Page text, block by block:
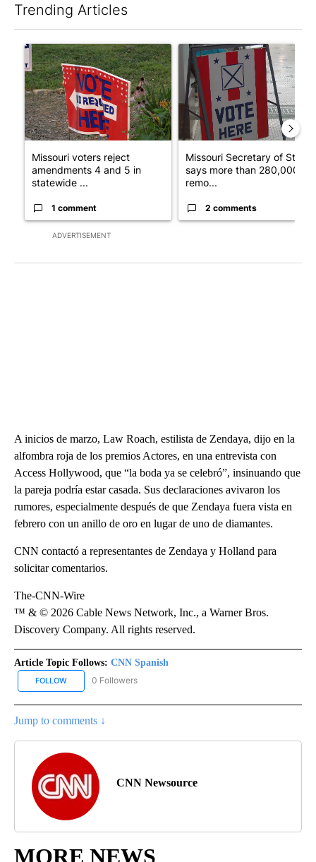
Trending Articles
ADVERTISEMENT
A trending article titled "Missouri voters reject amendments 4
Missouri voters reject
amendments 4 and 5 in
statewide ...
1 comment
A trending article titled
Missouri Secretary of State
says more than 280,000
remo...
2 comments
A inicios de marzo, Law Roach, estilista de Zendaya, dijo en la
alfombra roja de los premios Actores, en una entrevista con
Access Hollywood, que “la boda ya se celebró”, insinuando que
la pareja podría estar casada. Sus declaraciones avivaron los
rumores, especialmente después de que Zendaya fuera vista en
febrero con un anillo de oro en lugar de uno de diamantes.
CNN contactó a representantes de Zendaya y Holland para
solicitar comentarios.
The-CNN-Wire
™ & © 2026 Cable News Network, Inc., a Warner Bros.
Discovery Company. All rights reserved.
Article Topic Follows: CNN Spanish
FOLLOW FOLLOW "CNN SPANISH" TO RECEIVE NOTIFICATIONS ABOUT
0 Followers
Jump to comments ↓
CNN Newsource
MORE NEWS